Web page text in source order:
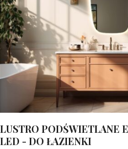
LUSTRO PODŚWIETLANE
LED - DO ŁAZIENKI